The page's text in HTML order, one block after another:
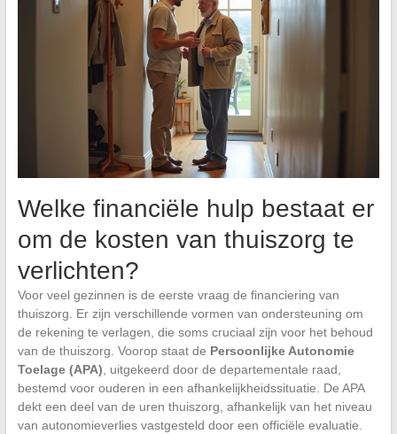
Welke financiële hulp bestaat er
om de kosten van thuiszorg te
verlichten?
Voor veel gezinnen is de eerste vraag de financiering van
thuiszorg. Er zijn verschillende vormen van ondersteuning om
de rekening te verlagen, die soms cruciaal zijn voor het behoud
van de thuiszorg. Voorop staat de Persoonlijke Autonomie
Toelage (APA) , uitgekeerd door de departementale raad,
bestemd voor ouderen in een afhankelijkheidssituatie. De APA
dekt een deel van de uren thuiszorg, afhankelijk van het niveau
van autonomieverlies vastgesteld door een officiële evaluatie.